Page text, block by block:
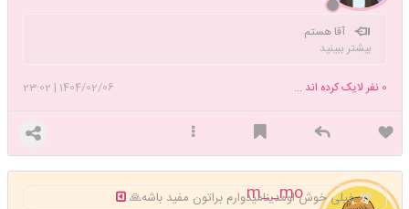
آقا هستم
بیشتر ببینید
1404/02/06
|
23:02 0 نفر لایک کرده اند ...
m__mo
خیلی خوش اومدینامیدوارم براتون مفید باشه🙏